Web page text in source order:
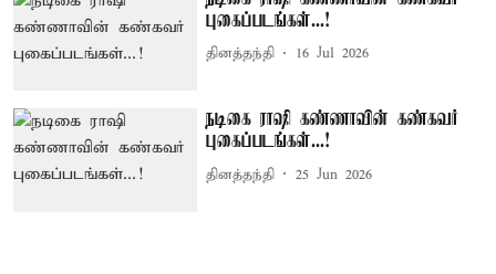
புகைப்படங்கள்...!
தினத்தந்தி 16 Jul 2026
நடிகை ராஷி கண்ணாவின் கண்கவர்
புகைப்படங்கள்...!
தினத்தந்தி 25 Jun 2026